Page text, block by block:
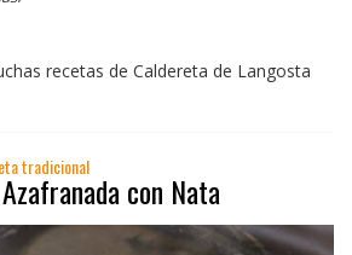
recetas de Caldereta de Langosta
tradicional
con Nata